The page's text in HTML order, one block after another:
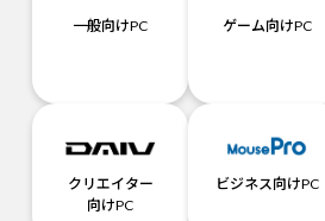
一般向けPC ゲーム向けPC
クリエイター
向けPC
ビジネス向けPC